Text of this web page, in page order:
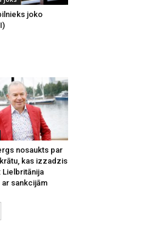
joko
nosaukts par
kas izzadzis
Lielbritānija
ar sankcijām